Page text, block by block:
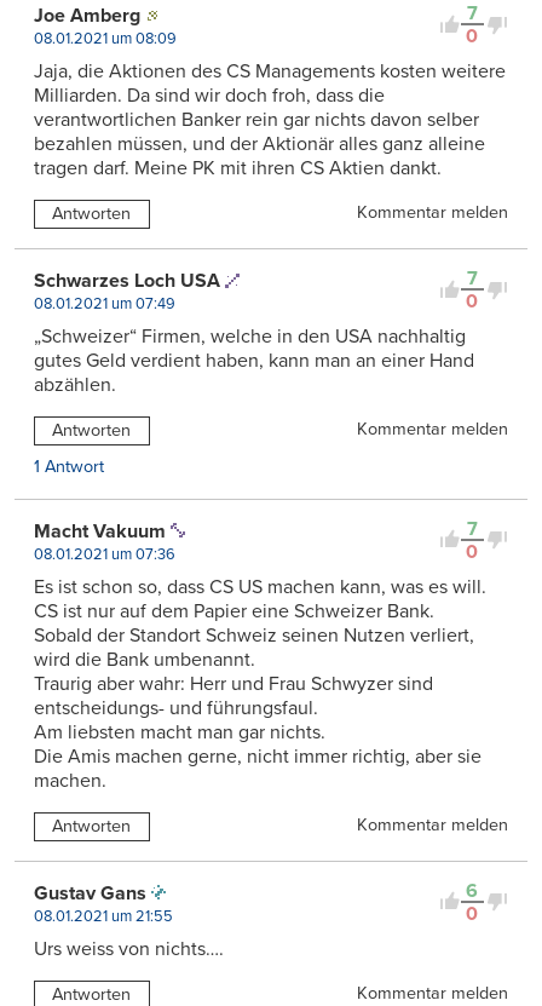
7
0
Joe Amberg
08.01.2021 um 08:09
Jaja, die Aktionen des CS Managements kosten weitere
Milliarden. Da sind wir doch froh, dass die
verantwortlichen Banker rein gar nichts davon selber
bezahlen müssen, und der Aktionär alles ganz alleine
tragen darf. Meine PK mit ihren CS Aktien dankt.
Antworten Kommentar melden
7
0
Schwarzes Loch USA
08.01.2021 um 07:49
„Schweizer“ Firmen, welche in den USA nachhaltig
gutes Geld verdient haben, kann man an einer Hand
abzählen.
Antworten
Kommentar melden
1 Antwort
7
0
Macht Vakuum
08.01.2021 um 07:36
Es ist schon so, dass CS US machen kann, was es will.
CS ist nur auf dem Papier eine Schweizer Bank.
Sobald der Standort Schweiz seinen Nutzen verliert,
wird die Bank umbenannt.
Traurig aber wahr: Herr und Frau Schwyzer sind
entscheidungs- und führungsfaul.
Am liebsten macht man gar nichts.
Die Amis machen gerne, nicht immer richtig, aber sie
machen.
Antworten Kommentar melden
6
0
Gustav Gans
08.01.2021 um 21:55
Urs weiss von nichts….
Antworten Kommentar melden